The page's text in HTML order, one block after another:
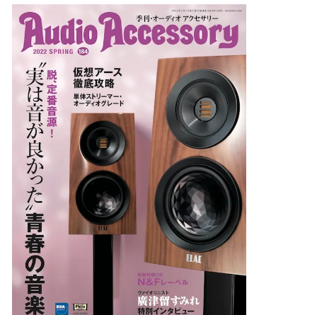
で
す